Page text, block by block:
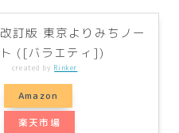
改訂版 東京よりみちノー
ト ([バラエティ])
created byRinker
Amazon
楽天市場